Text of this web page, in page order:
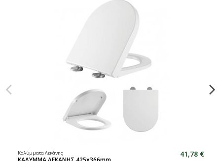
Καλύμματα Λεκάνης 41,78 €